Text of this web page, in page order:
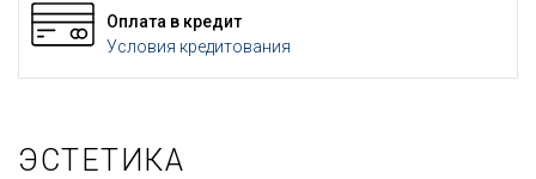
Оплата в кредит
Условия кредитования
ЭСТЕТИКА